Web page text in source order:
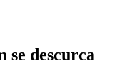
se descurca